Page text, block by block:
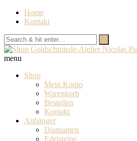
Home
Kontakt
menu
Shop
Mein Konto
Warenkorb
Bestellen
Kontakt
Anhänger
Diamanten
Edelsteine